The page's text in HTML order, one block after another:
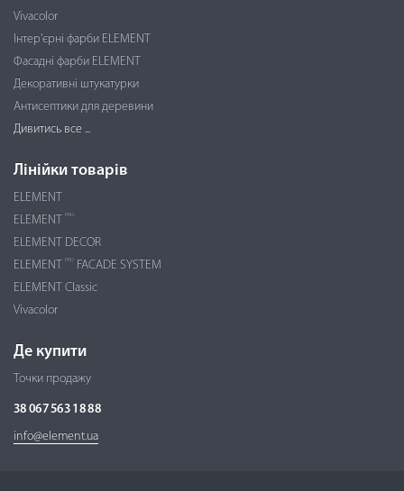
Vivacolor
Інтер'єрні фарби ELEMENT
Фасадні фарби ELEMENT
Декоративні штукатурки
Антисептики для деревини
Дивитись все ...
Лінійки товарів
ELEMENT
ELEMENT
PRO
ELEMENT DECOR
ELEMENT
PRO
FACADE SYSTEM
ELEMENT Classic
Vivacolor
Де купити
Точки продажу
38 067 563 18 88
info@element.ua